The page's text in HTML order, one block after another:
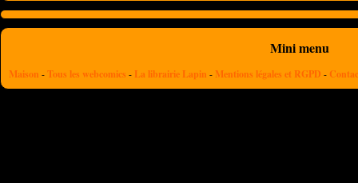
Mini menu
Maison -Tous les webcomics - La librairie Lapin - Mentions légales et RGPD -